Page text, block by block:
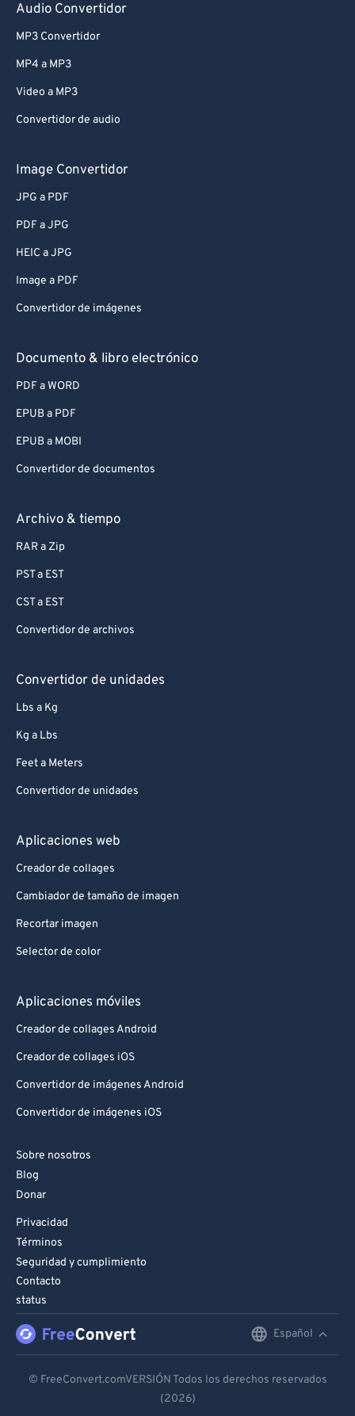
Audio Convertidor
MP3 Convertidor
MP4 a MP3
Video a MP3
Convertidor de audio
Image Convertidor
JPG a PDF
PDF a JPG
HEIC a JPG
Image a PDF
Convertidor de imágenes
Documento & libro electrónico
PDF a WORD
EPUB a PDF
EPUB a MOBI
Convertidor de documentos
Archivo & tiempo
RAR a Zip
PST a EST
CST a EST
Convertidor de archivos
Convertidor de unidades
Lbs a Kg
Kg a Lbs
Feet a Meters
Convertidor de unidades
Aplicaciones web
Creador de collages
Cambiador de tamaño de imagen
Recortar imagen
Selector de color
Aplicaciones móviles
Creador de collages Android
Creador de collages iOS
Convertidor de imágenes Android
Convertidor de imágenes iOS
Sobre nosotros
Blog
Donar
Privacidad
Términos
Seguridad y cumplimiento
Contacto
status
Español
Español
© FreeConvert.comVERSIÓN Todos los derechos reservados
(2026)